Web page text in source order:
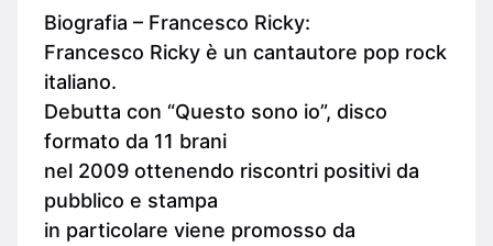
Biografia – Francesco Ricky:
Francesco Ricky è un cantautore pop rock
italiano.
Debutta con “Questo sono io”, disco
formato da 11 brani
nel 2009 ottenendo riscontri positivi da
pubblico e stampa
in particolare viene promosso da